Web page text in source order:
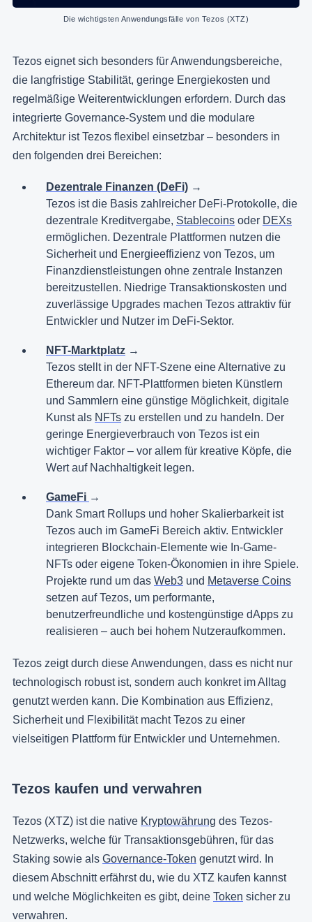
Die wichtigsten Anwendungsfälle von Tezos (XTZ)
Tezos eignet sich besonders für Anwendungsbereiche,
die langfristige Stabilität, geringe Energiekosten und
regelmäßige Weiterentwicklungen erfordern. Durch das
integrierte Governance-System und die modulare
Architektur ist Tezos flexibel einsetzbar – besonders in
den folgenden drei Bereichen:
Dezentrale Finanzen (DeFi) →
Tezos ist die Basis zahlreicher DeFi-Protokolle, die
dezentrale Kreditvergabe, Stablecoins oder DEXs
ermöglichen. Dezentrale Plattformen nutzen die
Sicherheit und Energieeffizienz von Tezos, um
Finanzdienstleistungen ohne zentrale Instanzen
bereitzustellen. Niedrige Transaktionskosten und
zuverlässige Upgrades machen Tezos attraktiv für
Entwickler und Nutzer im DeFi-Sektor.
NFT-Marktplatz →
Tezos stellt in der NFT-Szene eine Alternative zu
Ethereum dar. NFT-Plattformen bieten Künstlern
und Sammlern eine günstige Möglichkeit, digitale
Kunst als NFTs zu erstellen und zu handeln. Der
geringe Energieverbrauch von Tezos ist ein
wichtiger Faktor – vor allem für kreative Köpfe, die
Wert auf Nachhaltigkeit legen.
GameFi →
Dank Smart Rollups und hoher Skalierbarkeit ist
Tezos auch im GameFi Bereich aktiv. Entwickler
integrieren Blockchain-Elemente wie In-Game-
NFTs oder eigene Token-Ökonomien in ihre Spiele.
Projekte rund um das Web3 und Metaverse Coins
setzen auf Tezos, um performante,
benutzerfreundliche und kostengünstige dApps zu
realisieren – auch bei hohem Nutzeraufkommen.
Tezos zeigt durch diese Anwendungen, dass es nicht nur
technologisch robust ist, sondern auch konkret im Alltag
genutzt werden kann. Die Kombination aus Effizienz,
Sicherheit und Flexibilität macht Tezos zu einer
vielseitigen Plattform für Entwickler und Unternehmen.
Tezos kaufen und verwahren
Tezos (XTZ) ist die native Kryptowährung des Tezos-
Netzwerks, welche für Transaktionsgebühren, für das
Staking sowie als Governance-Token genutzt wird. In
diesem Abschnitt erfährst du, wie du XTZ kaufen kannst
und welche Möglichkeiten es gibt, deine Token sicher zu
verwahren.